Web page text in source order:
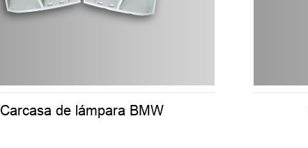
Carcasa de lámpara BMW